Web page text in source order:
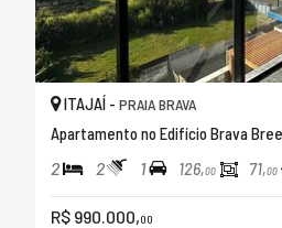
ITAJAÍ - PRAIA BRAVA
Apartamento no Edifício Brava
2 2 1 126,00 71,00
R$ 990.000,00